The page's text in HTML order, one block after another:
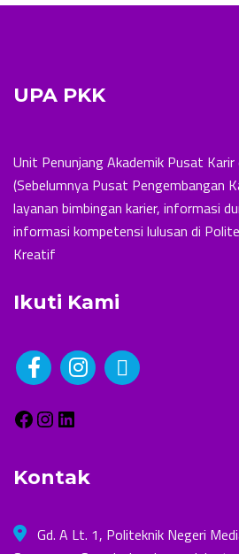
UPA PKK
Unit Penunjang Akademik Pusat
(Sebelumnya Pusat Pengembangan
layanan bimbingan karier, informasi
informasi kompetensi lulusan di
Kreatif
Ikuti Kami
Kontak
Gd. A Lt. 1, Politeknik Negeri